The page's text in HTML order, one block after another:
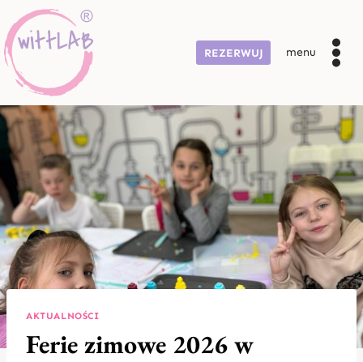
Przejdź
do
treści
REZERWUJ menu
AKTUALNOŚCI
Ferie zimowe 2026 w